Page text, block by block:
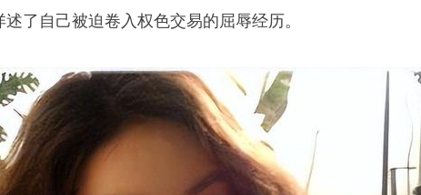
了自己被迫卷入权色交易的屈辱经历。